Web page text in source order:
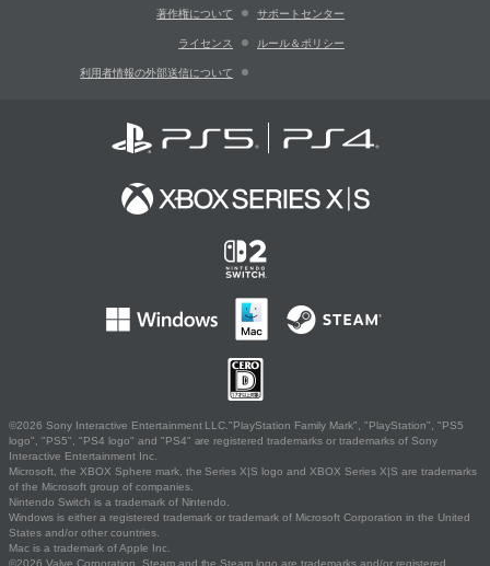
著作権について サポートセンター
ライセンス ルール＆ポリシー
利用者情報の外部送信について
©2026 Sony Interactive Entertainment LLC."PlayStation Family Mark", "PlayStation", "PS5
logo", "PS5", "PS4 logo" and "PS4" are registered trademarks or trademarks of Sony
Interactive Entertainment Inc.
Microsoft, the XBOX Sphere mark, the Series X|S logo and XBOX Series X|S are trademarks
of the Microsoft group of companies.
Nintendo Switch is a trademark of Nintendo.
Windows is either a registered trademark or trademark of Microsoft Corporation in the United
States and/or other countries.
Mac is a trademark of Apple Inc.
©2026 Valve Corporation. Steam and the Steam logo are trademarks and/or registered